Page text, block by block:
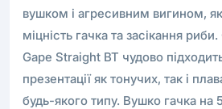
вушком і агресивним вигином,
міцність гачка та засікання
Gape Straight BT чудово
презентації як тонучих, так і
будь-якого типу. Вушко гачка на